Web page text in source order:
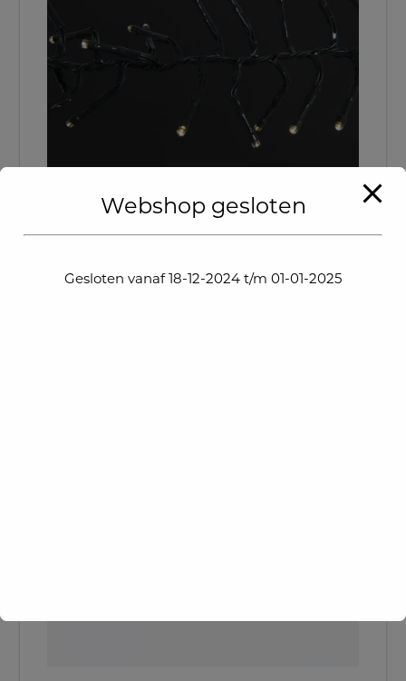
Microled uitbreidingsset Cluster Koppelbaar
€19,95
Webshop gesloten
Gesloten vanaf 18-12-2024 t/m 01-01-2025